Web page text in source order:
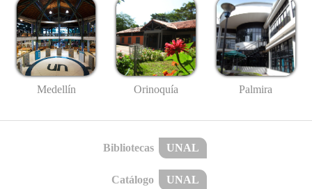
Medellín Orinoquía Palmira
Bibliotecas UNAL
Catálogo UNAL